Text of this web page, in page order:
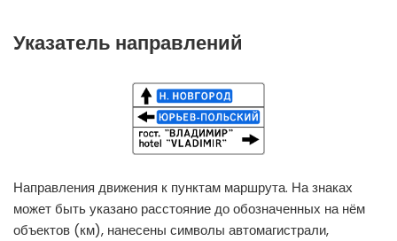
Указатель направлений
Направления движения к пунктам маршрута. На знаках
может быть указано расстояние до обозначенных на нём
объектов (км), нанесены символы автомагистрали,